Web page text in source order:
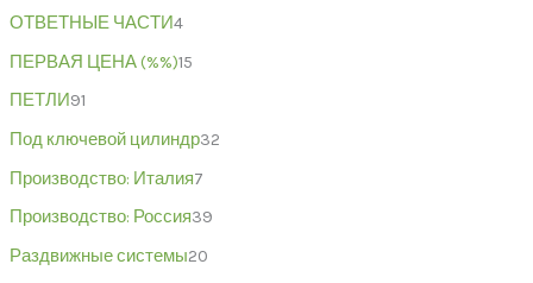
ОТВЕТНЫЕ ЧАСТИ4
ПЕРВАЯ ЦЕНА (%%)15
ПЕТЛИ91
Под ключевой цилиндр32
Производство: Италия7
Производство: Россия39
Раздвижные системы20